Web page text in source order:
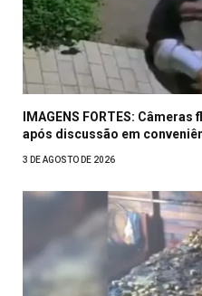
IMAGENS FORTES:
após discussão em
3 DE AGOSTO DE 2026